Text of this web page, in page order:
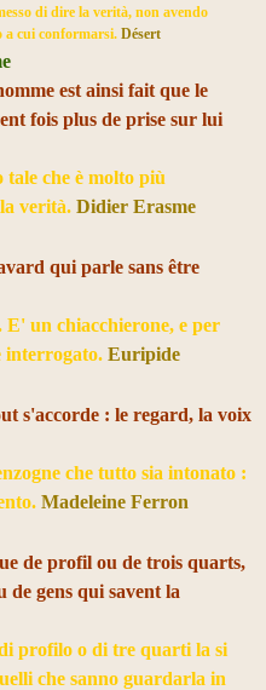
di dire la verità, non avendo
a cui conformarsi. Désert
est ainsi fait que le
fois plus de prise sur lui
che è molto più
verità. Didier Erasme
qui parle sans être
un chiacchierone, e per
interrogato. Euripide
s'accorde : le regard, la voix
che tutto sia intonato :
Madeleine Ferron
de profil ou de trois quarts,
gens qui savent la
profilo o di tre quarti la si
che sanno guardarla in